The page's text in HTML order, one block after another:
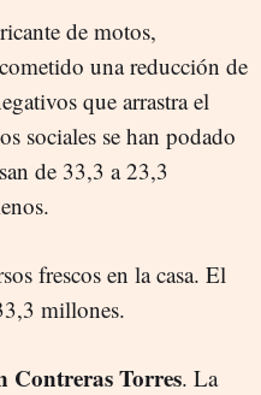
de motos,
una reducción de
que arrastra el
sociales se han podado
de 33,3 a 23,3
frescos en la casa. El
millones.
Contreras Torres. La